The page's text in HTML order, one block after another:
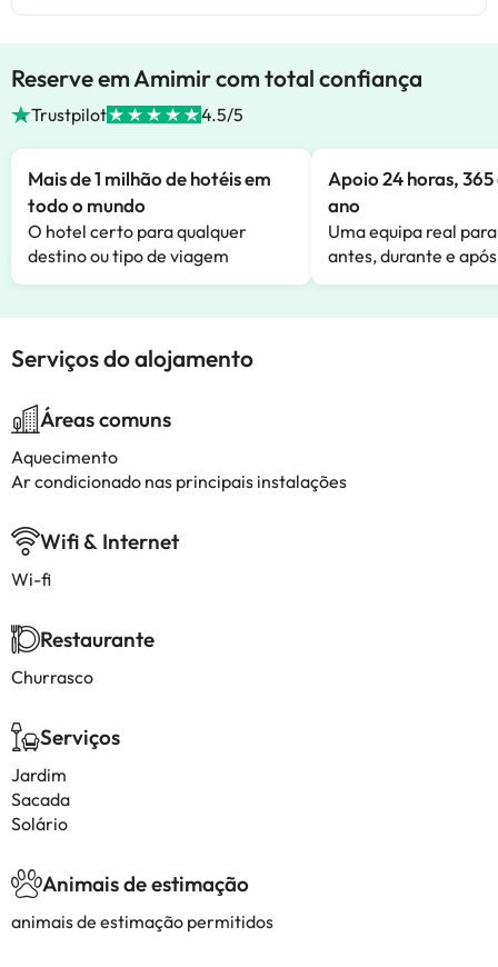
Reserve em Amimir com total confiança
Trustpilot 4.5/5
Mais de 1 milhão de hotéis em
todo o mundo
O hotel certo para qualquer
destino ou tipo de viagem
Apoio 24 horas,
ano
Uma equipa real
antes, durante e
Serviços do alojamento
Áreas comuns
Aquecimento
Ar condicionado nas principais instalações
Wifi & Internet
Wi-fi
Restaurante
Churrasco
Serviços
Jardim
Sacada
Solário
Animais de estimação
animais de estimação permitidos